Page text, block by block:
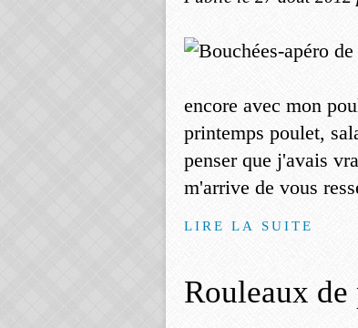
encore avec mon
printemps poulet,
penser que j'avais
m'arrive de vous
LIRE LA SUITE
Rouleaux